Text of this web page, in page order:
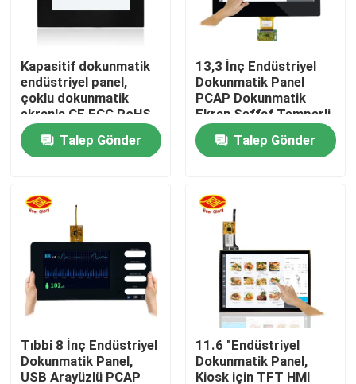
VİDEOLAR
Hakkımızda
Fabrika turu
Bize ulaşın
Haberler
Dokunmatik Ekran Paneli
Kapasitif dokunmatik
endüstriyel panel,
çoklu dokunmatik
ekranla CE FCC RoHS
sertifikalı
Talep Gönder
13,3 İnç Endüstriyel
Dokunmatik Panel
PCAP Dokunmatik
Ekran Şeffaf Temperli
Cam Malzemesi
Talep Gönder
Tıbbi 8 İnç Endüstriyel
Dokunmatik Panel,
USB Arayüzlü PCAP
11.6 "Endüstriyel
Dokunmatik Panel,
Kiosk için TFT HMI